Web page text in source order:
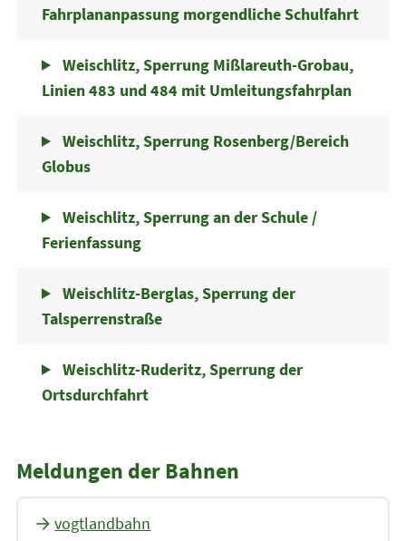
Fahrplananpassung morgendliche Schulfahrt
Weischlitz, Sperrung Mißlareuth-Grobau,
Linien 483 und 484 mit Umleitungsfahrplan
Weischlitz, Sperrung Rosenberg/Bereich
Globus
Weischlitz, Sperrung an der Schule /
Ferienfassung
Weischlitz-Berglas, Sperrung der
Talsperrenstraße
Weischlitz-Ruderitz, Sperrung der
Ortsdurchfahrt
Meldungen der Bahnen
vogtlandbahn